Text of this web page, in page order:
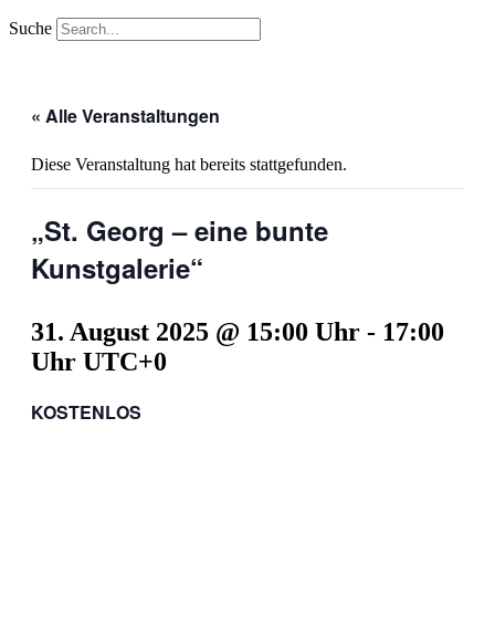
Suche
« Alle Veranstaltungen
Diese Veranstaltung hat bereits stattgefunden.
„St. Georg – eine bunte
Kunstgalerie“
31. August 2025 @ 15:00 Uhr - 17:00
Uhr UTC+0
KOSTENLOS